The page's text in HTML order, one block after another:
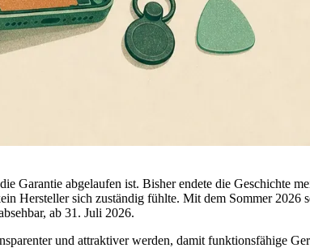
Garantie abgelaufen ist. Bisher endete die Geschichte
Hersteller sich zuständig fühlte. Mit dem Sommer 2026
ab 31. Juli 2026.
und attraktiver werden, damit funktionsfähige